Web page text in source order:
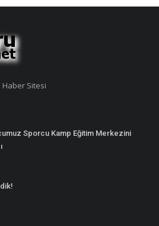
Haber Sitesi
Sporcu Kamp Eğitim Merkezini